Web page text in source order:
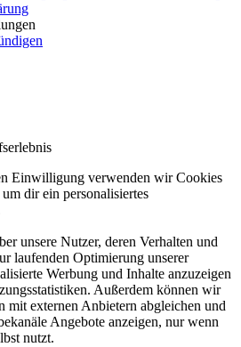
Einwilligung verwenden wir Cookies
dir ein personalisiertes
unsere Nutzer, deren Verhalten und
laufenden Optimierung unserer
Werbung und Inhalte anzuzeigen
Außerdem können wir
mit externen Anbietern abgleichen und
Angebote anzeigen, nur wenn
nutzt.